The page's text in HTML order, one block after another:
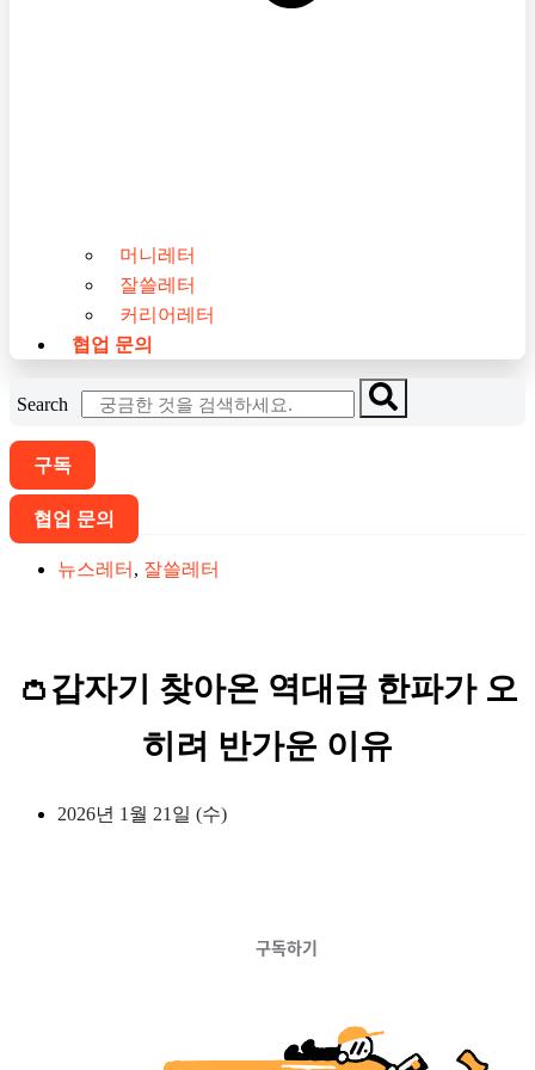
머니레터
잘쓸레터
커리어레터
협업 문의
Search
구독
협업 문의
뉴스레터 , 잘쓸레터
👛갑자기 찾아온 역대급 한파가 오
히려 반가운 이유
2026년 1월 21일 (수)
구독하기